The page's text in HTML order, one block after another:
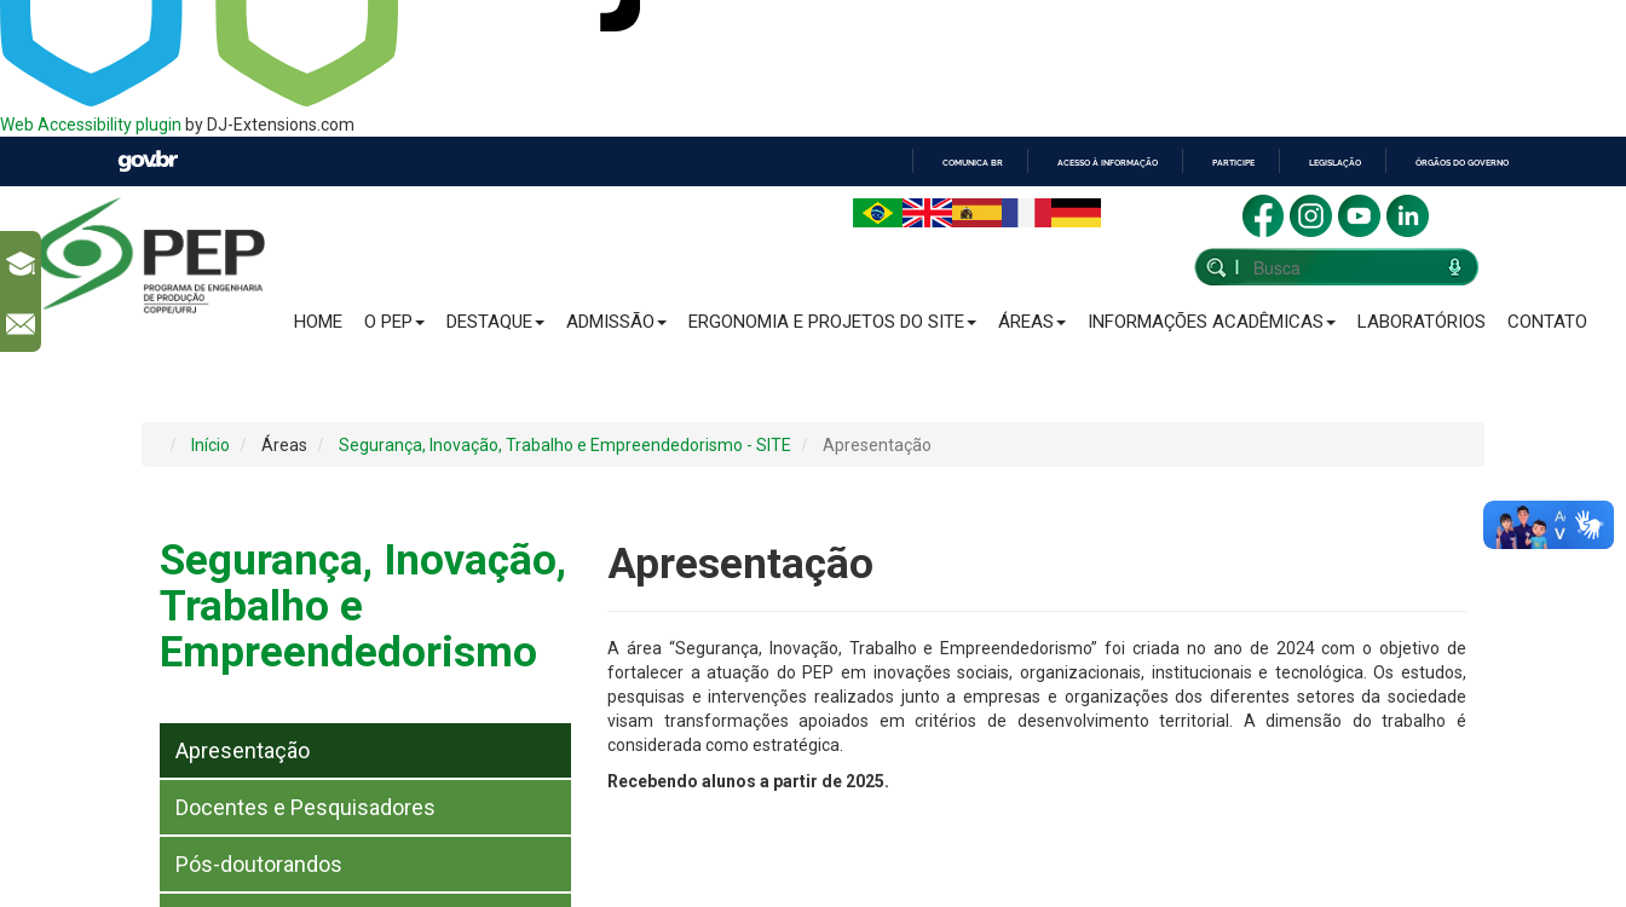
Web Accessibility plugin by DJ-Extensions.com
COMUNICA BR ACESSO À INFORMAÇÃO PARTICIPE LEGISLAÇÃO ÓRGÃOS DO GOVERNO
HOME O PEP DESTAQUE ADMISSÃO ERGONOMIA E PROJETOS DO SITE ÁREAS INFORMAÇÕES ACADÊMICAS LABORATÓRIOS CONTATO
Início Áreas Segurança, Inovação, Trabalho e Empreendedorismo - SITE Apresentação
Segurança, Inovação,
Trabalho e
Empreendedorismo
Apresentação
Docentes e Pesquisadores
Pós-doutorandos
Apresentação
A área “Segurança, Inovação, Trabalho e Empreendedorismo” foi criada no ano de 2024 com o objetivo de
fortalecer a atuação do PEP em inovações sociais, organizacionais, institucionais e tecnológica. Os estudos,
pesquisas e intervenções realizados junto a empresas e organizações dos diferentes setores da sociedade
visam transformações apoiados em critérios de desenvolvimento territorial. A dimensão do trabalho é
considerada como estratégica.
Recebendo alunos a partir de 2025.